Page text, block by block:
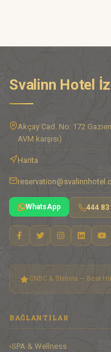
Svalinn Hotel
Akçay Cad. No: 172
AVM karşısı)
Harita
WhatsApp 444 83
CNBC & Statista — Best
BAĞLANTILAR
SPA & Wellness